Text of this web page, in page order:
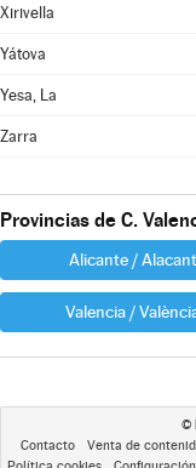
Xirivella
Yátova
Yesa, La
Zarra
Provincias de C.
Alicante / Alacant
Valencia /
©
Contacto Venta de